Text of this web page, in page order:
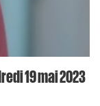
19 mai 2023